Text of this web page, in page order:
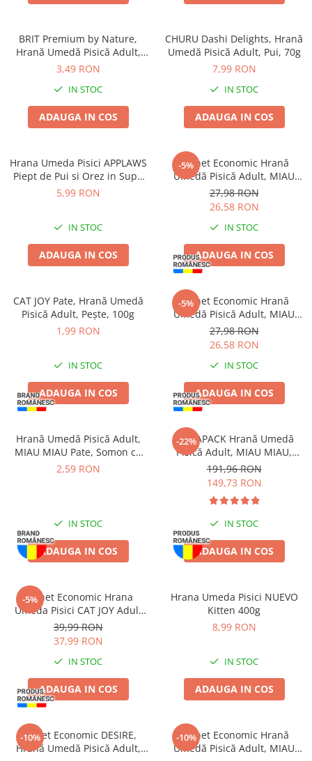
BRIT Premium by Nature,
Hrană Umedă Pisică Adult,
Somon și Păstrăv, 100g
3,49 RON
IN STOC
ADAUGA IN COS
CHURU Dashi Delights, Hrană
Umedă Pisică Adult, Pui, 70g
7,99 RON
IN STOC
ADAUGA IN COS
Hrana Umeda Pisici APPLAWS
Piept de Pui si Orez in Supa
60g
5,99 RON
IN STOC
ADAUGA IN COS
-5%
Pachet Economic Hrană
Umedă Pisică Adult, MIAU
MIAU Care Sensitive, Ficat,
12x85g
27,98 RON
26,58 RON
IN STOC
ADAUGA IN COS
CAT JOY Pate, Hrană Umedă
Pisică Adult, Pește, 100g
1,99 RON
IN STOC
ADAUGA IN COS
-5%
Pachet Economic Hrană
Umedă Pisică Adult, MIAU
MIAU Care Delicate, Macrou,
12x85g
27,98 RON
26,58 RON
IN STOC
ADAUGA IN COS
Hrană Umedă Pisică Adult,
MIAU MIAU Pate, Somon cu
Topping de Iaurt, 100g
2,59 RON
IN STOC
ADAUGA IN COS
-22%
MEGAPACK Hrană Umedă
Pisică Adult, MIAU MIAU,
Sterilizată, Pui în sos, 96x100g
191,96 RON
149,73 RON
IN STOC
ADAUGA IN COS
-5%
Pachet Economic Hrana
Umeda Pisici CAT JOY Adult
Pui si Ficat in Sos 24x85g
39,99 RON
37,99 RON
IN STOC
ADAUGA IN COS
Hrana Umeda Pisici NUEVO
Kitten 400g
8,99 RON
IN STOC
ADAUGA IN COS
-10%
Pachet Economic DESIRE,
Hrană Umedă Pisică Adult,
-10%
Pachet Economic Hrană
Umedă Pisică Adult, MIAU